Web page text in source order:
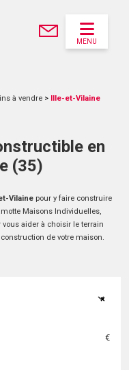
MENU
à vendre > Ille-et-Vilaine
en
(35)
Vilaine pour y faire construire
Maisons Individuelles,
aider à choisir le terrain
de votre maison.
×
€